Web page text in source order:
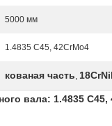
5000 мм
1.4835 C45, 42CrMo4
кованая часть,
вала: 1.4835 C45,